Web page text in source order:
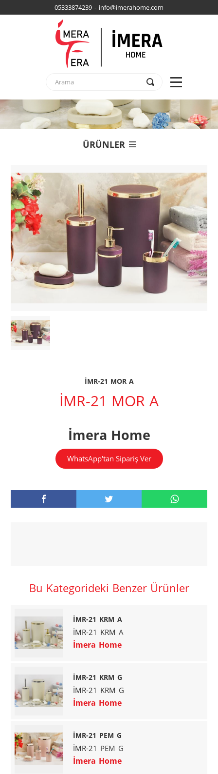
05333874239 - info@imerahome.com
ÜRÜNLER
İMR-21 MOR A
İMR-21 MOR A
İmera Home
WhatsApp'tan Sipariş Ver
Bu Kategorideki Benzer Ürünler
İMR-21 KRM A
İMR-21 KRM A
İmera Home
İMR-21 KRM G
İMR-21 KRM G
İmera Home
İMR-21 PEM G
İMR-21 PEM G
İmera Home